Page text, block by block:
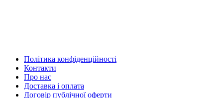
Політика конфіденційності
Контакти
Про нас
Доставка і оплата
Договір публічної оферти